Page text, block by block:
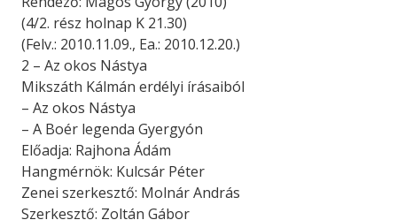
(4/2. rész holnap K 21.30)
(Felv.: 2010.11.09., Ea.: 2010.12.20.)
2 – Az okos Nástya
Mikszáth Kálmán erdélyi írásaiból
– Az okos Nástya
– A Boér legenda Gyergyón
Előadja: Rajhona Ádám
Hangmérnök: Kulcsár Péter
Zenei szerkesztő: Molnár András
Szerkesztő: Zoltán Gábor